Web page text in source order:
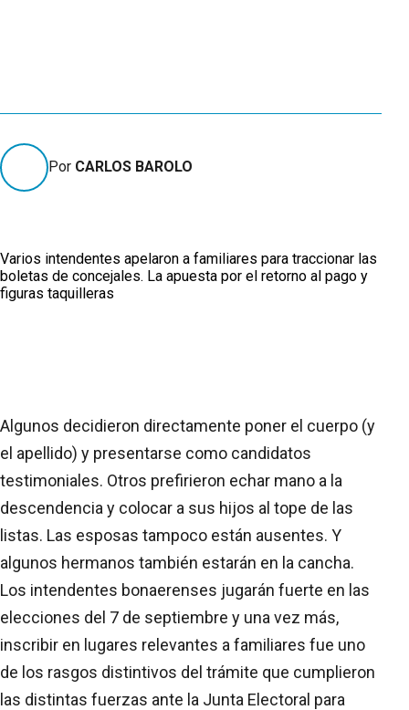
Por CARLOS BAROLO
Varios intendentes apelaron a familiares para traccionar las
boletas de concejales. La apuesta por el retorno al pago y
figuras taquilleras
Algunos decidieron directamente poner el cuerpo (y
el apellido) y presentarse como candidatos
testimoniales. Otros prefirieron echar mano a la
descendencia y colocar a sus hijos al tope de las
listas. Las esposas tampoco están ausentes. Y
algunos hermanos también estarán en la cancha.
Los intendentes bonaerenses jugarán fuerte en las
elecciones del 7 de septiembre y una vez más,
inscribir en lugares relevantes a familiares fue uno
de los rasgos distintivos del trámite que cumplieron
las distintas fuerzas ante la Junta Electoral para